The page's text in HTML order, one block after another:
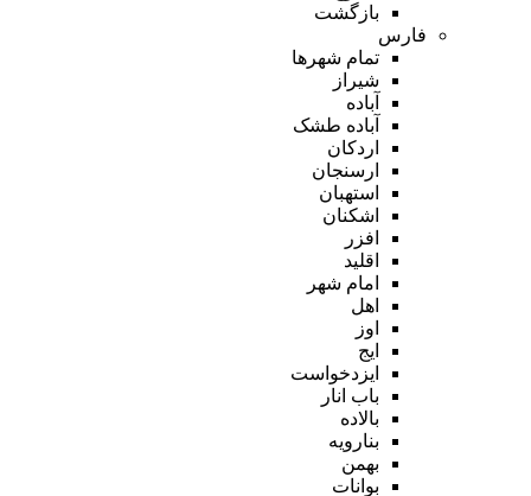
بازگشت
فارس
تمام شهر‌ها
شیراز
آباده
آباده طشک
اردکان
ارسنجان
استهبان
اشکنان
افزر
اقلید
امام شهر
اهل
اوز
ایج
ایزدخواست
باب انار
بالاده
بنارویه
بهمن
بوانات